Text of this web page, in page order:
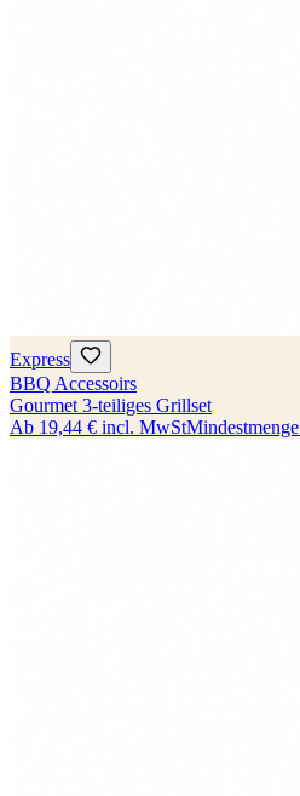
Express
BBQ Accessoirs
Gourmet 3-teiliges Grillset
Ab 19,44 € incl. MwStMindestmenge